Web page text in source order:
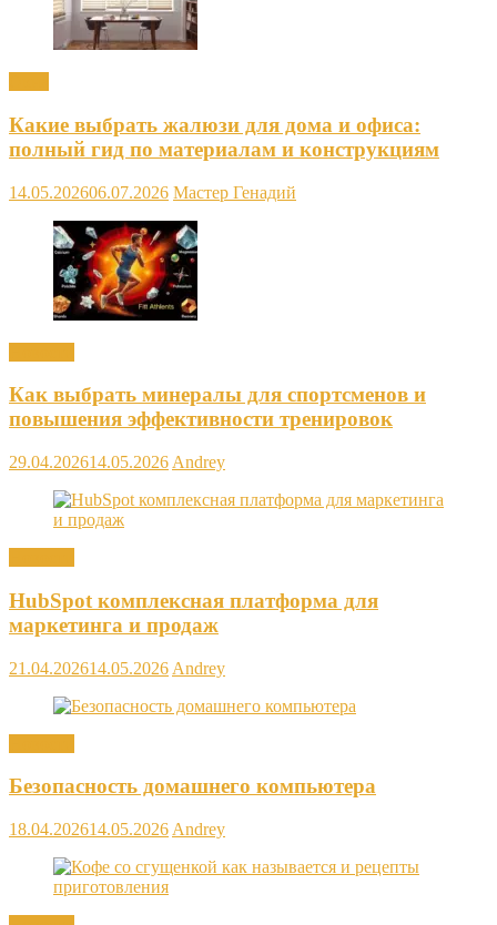
Какие выбрать жалюзи для дома и офиса:
полный гид по материалам и конструкциям
14.05.202606.07.2026 Мастер Генадий
Как выбрать минералы для спортсменов и
повышения эффективности тренировок
29.04.202614.05.2026 Andrey
HubSpot комплексная платформа для
маркетинга и продаж
21.04.202614.05.2026 Andrey
Безопасность домашнего компьютера
18.04.202614.05.2026 Andrey